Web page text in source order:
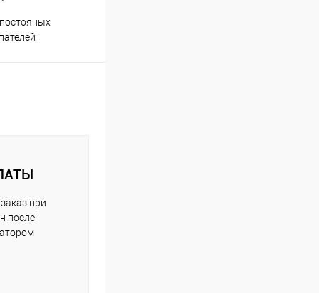
при
после